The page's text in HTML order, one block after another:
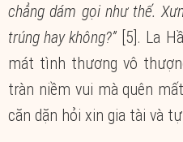
chẳng dám gọi như thế.
trúng hay không?” [5]. La
mát tình thương vô
tràn niềm vui mà quên
căn dặn hỏi xin gia tài và